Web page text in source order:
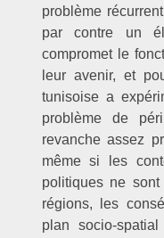
problème
par contre un
compromet le
leur avenir, et
tunisoise a
problème de
revanche assez
même si les
politiques ne
régions, les
plan socio-